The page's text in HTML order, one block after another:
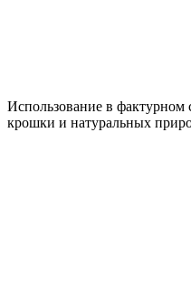
Использование в фактурном
крошки и натуральных